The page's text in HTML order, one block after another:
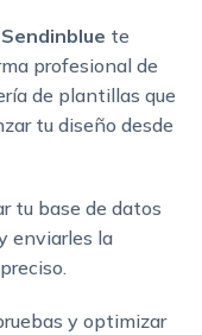
te
profesional de
de plantillas que
tu diseño desde
tu base de datos
enviarles la
y optimizar